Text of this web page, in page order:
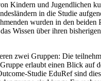
Kindern und Jugendlichen
in die Studie
wurden in den beiden
Wissen über ihren
zwei Gruppen: Die
erlaubt einen Blick auf
Studie EduRef sind